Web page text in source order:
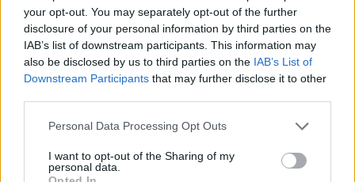
your opt-out. You may separately opt-out of the further
disclosure of your personal information by third parties on the
IAB’s list of downstream participants. This information may
also be disclosed by us to third parties on the IAB’s List of
Downstream Participants that may further disclose it to other
Personal Data Processing Opt Outs
I want to opt-out of the Sharing of my
personal data.